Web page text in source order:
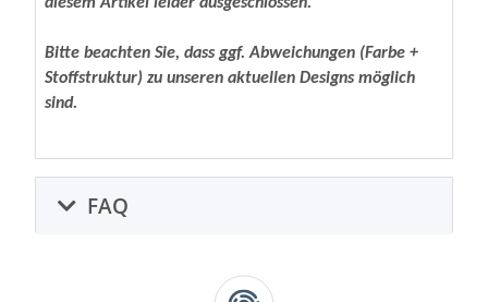
Bitte beachten Sie, dass ggf. Abweichungen (Farbe +
Stoffstruktur) zu unseren aktuellen Designs möglich
sind.
FAQ